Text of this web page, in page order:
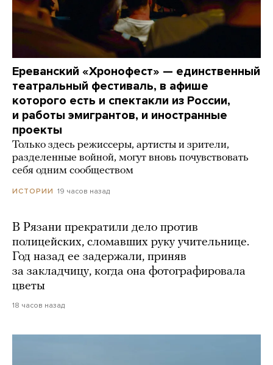
Ереванский «Хронофест» — единственный
театральный фестиваль, в афише
которого есть и спектакли из России,
и работы эмигрантов, и иностранные
проекты
Только здесь режиссеры, артисты и зрители,
разделенные войной, могут вновь почувствовать
себя одним сообществом
ИСТОРИИ 19 часов назад
В Рязани прекратили дело против
полицейских, сломавших руку учительнице.
Год назад ее задержали, приняв
за закладчицу, когда она фотографировала
цветы
18 часов назад